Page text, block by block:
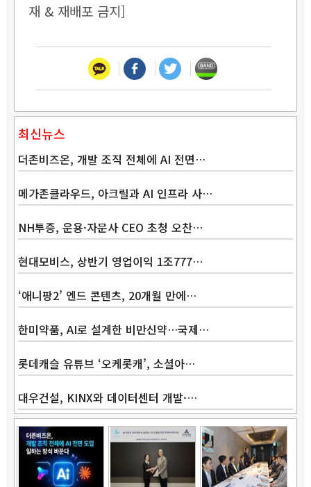
재 & 재배포 금지]
최신뉴스
더존비즈온, 개발 조직 전체에 AI 전면…
메가존클라우드, 아크릴과 AI 인프라 사…
NH투증, 운용·자문사 CEO 초청 오찬…
현대모비스, 상반기 영업이익 1조777…
‘애니팡2’ 엔드 콘텐츠, 20개월 만에…
한미약품, AI로 설계한 비만신약…국제…
롯데캐슬 유튜브 ‘오케롯캐’, 소셜아…
대우건설, KINX와 데이터센터 개발·…